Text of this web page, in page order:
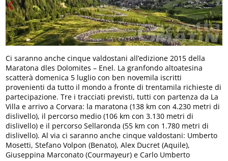
Ci saranno anche cinque valdostani all’edizione 2015 della
Maratona dles Dolomites – Enel. La granfondo altoatesina
scatterà domenica 5 luglio con ben novemila iscritti
provenienti da tutto il mondo a fronte di trentamila richieste di
partecipazione. Tre i tracciati previsti, tutti con partenza da La
Villa e arrivo a Corvara: la maratona (138 km con 4.230 metri di
dislivello), il percorso medio (106 km con 3.130 metri di
dislivello) e il percorso Sellaronda (55 km con 1.780 metri di
dislivello). Al via ci saranno anche cinque valdostani: Umberto
Mosetti, Stefano Volpon (Benato), Alex Ducret (Aquile),
Giuseppina Marconato (Courmayeur) e Carlo Umberto